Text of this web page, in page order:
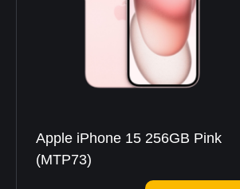
Apple iPhone 15 256GB Pink
(MTP73)